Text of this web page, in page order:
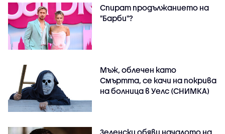
Спират продължанието на
"Барби"?
Мъж, облечен като
Смъртта, се качи на покрива
на болница в Уелс (СНИМКА)
Зеленски обяви началото на